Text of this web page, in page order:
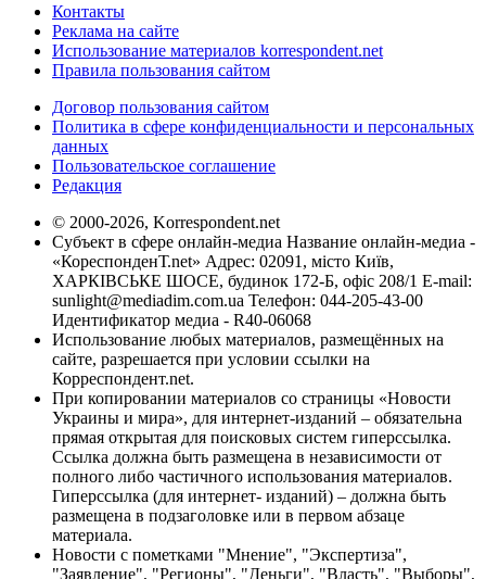
Контакты
Реклама на сайте
Использование материалов korrespondent.net
Правила пользования сайтом
Договор пользования сайтом
Политика в сфере конфиденциальности и персональных
данных
Пользовательское соглашение
Редакция
© 2000-2026, Korrespondent.net
Субъект в сфере онлайн-медиа Название онлайн-медиа -
«КореспонденТ.net» Адрес: 02091, місто Київ,
ХАРКІВСЬКЕ ШОСЕ, будинок 172-Б, офіс 208/1 E-mail:
sunlight@mediadim.com.ua Телефон: 044-205-43-00
Идентификатор медиа - R40-06068
Использование любых материалов, размещённых на
сайте, разрешается при условии ссылки на
Корреспондент.net.
При копировании материалов со страницы «Новости
Украины и мира», для интернет-изданий – обязательна
прямая открытая для поисковых систем гиперссылка.
Ссылка должна быть размещена в независимости от
полного либо частичного использования материалов.
Гиперссылка (для интернет- изданий) – должна быть
размещена в подзаголовке или в первом абзаце
материала.
Новости с пометками "Мнение", "Экспертиза",
"Заявление", "Регионы", "Деньги", "Власть", "Выборы",